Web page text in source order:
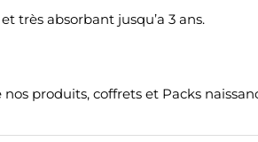
très absorbant jusqu’a 3 ans.
produits, coffrets et Packs